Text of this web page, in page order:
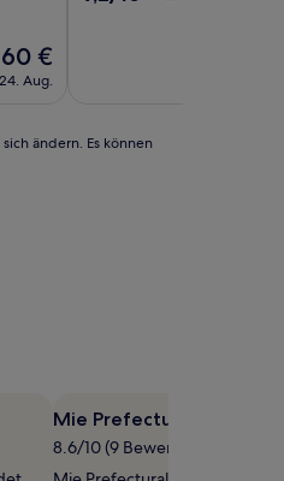
Der
Preis
beträgt
60 €
Aug.
ändern. Es können
Mie Prefectural Art
8.6/10 (9 Bewertungen)